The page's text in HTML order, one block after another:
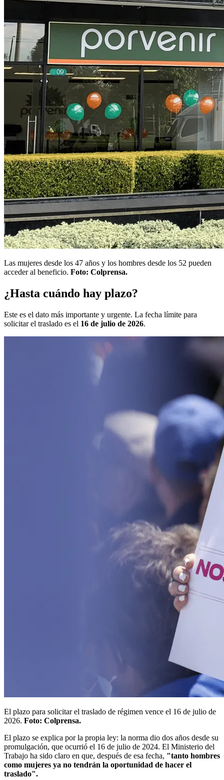
Las mujeres desde los 47 años y los hombres desde los 52 pueden
acceder al beneficio. Foto: Colprensa.
¿Hasta cuándo hay plazo?
Este es el dato más importante y urgente. La fecha límite para
solicitar el traslado es el 16 de julio de 2026.
El plazo para solicitar el traslado de régimen vence el 16 de julio de
2026. Foto: Colprensa.
El plazo se explica por la propia ley: la norma dio dos años desde su
promulgación, que ocurrió el 16 de julio de 2024. El Ministerio del
Trabajo ha sido claro en que, después de esa fecha, "tanto hombres
como mujeres ya no tendrán la oportunidad de hacer el
traslado".